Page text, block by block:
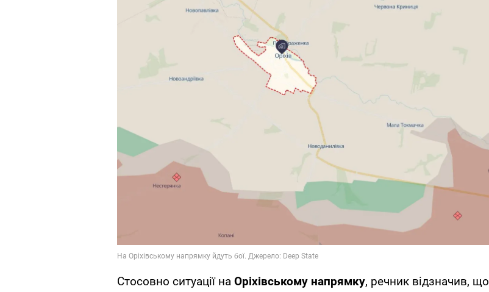
Стосовно ситуації на Оріхівському напрямку, речник відзначив, що